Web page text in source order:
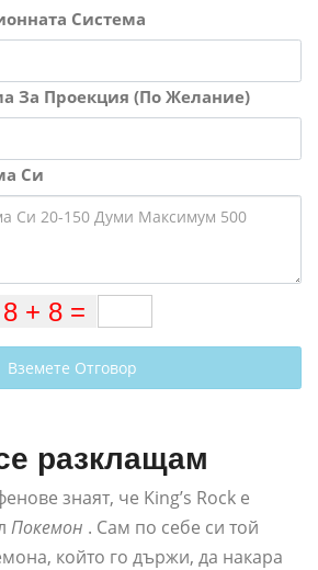
Система
За Проекция (По Желание)
Си
Вземете Отговор
разклащам
знаят, че King’s Rock е
Покемон . Сам по себе си той
който го държи, да накара